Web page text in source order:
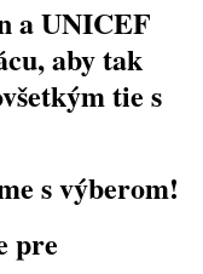
a UNICEF
aby tak
tie s
s výberom!
pre